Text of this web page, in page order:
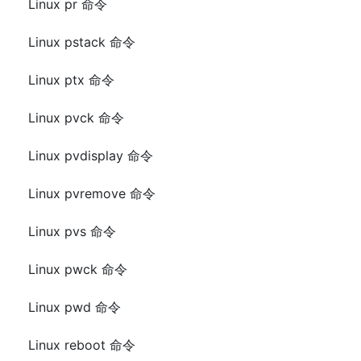
Linux pr 命令
Linux pstack 命令
Linux ptx 命令
Linux pvck 命令
Linux pvdisplay 命令
Linux pvremove 命令
Linux pvs 命令
Linux pwck 命令
Linux pwd 命令
Linux reboot 命令